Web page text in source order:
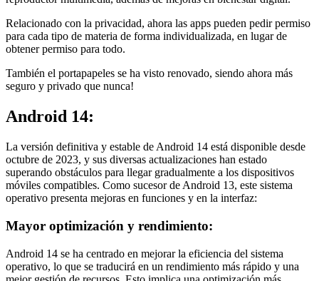
Relacionado con la privacidad, ahora las apps pueden pedir permiso
para cada tipo de materia de forma individualizada, en lugar de
obtener permiso para todo.
También el portapapeles se ha visto renovado, siendo ahora más
seguro y privado que nunca!
Android 14:
La versión definitiva y estable de Android 14 está disponible desde
octubre de 2023, y sus diversas actualizaciones han estado
superando obstáculos para llegar gradualmente a los dispositivos
móviles compatibles. Como sucesor de Android 13, este sistema
operativo presenta mejoras en funciones y en la interfaz:
Mayor optimización y rendimiento:
Android 14 se ha centrado en mejorar la eficiencia del sistema
operativo, lo que se traducirá en un rendimiento más rápido y una